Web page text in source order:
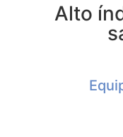
Alto